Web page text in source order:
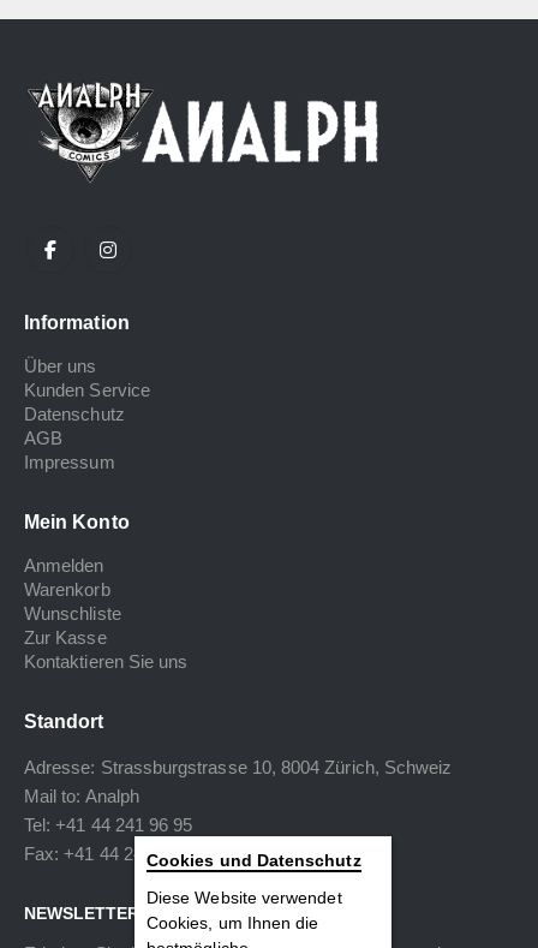
Information
Über uns
Kunden Service
Datenschutz
AGB
Impressum
Mein Konto
Anmelden
Warenkorb
Wunschliste
Zur Kasse
Kontaktieren Sie uns
Standort
Adresse: Strassburgstrasse 10, 8004 Zürich, Schweiz
Mail to: Analph
Tel: +41 44 241 96 95
Fax: +41 44 240 34 40
NEWSLETTER
Cookies und Datenschutz
Diese Website verwendet
Cookies, um Ihnen die